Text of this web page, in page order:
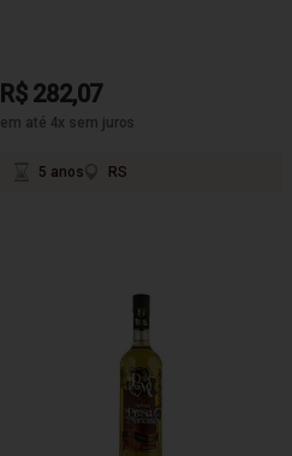
R$ 282,07
em até 4x sem juros
5 anos RS